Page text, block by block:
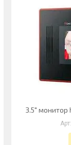
3.5" монитор